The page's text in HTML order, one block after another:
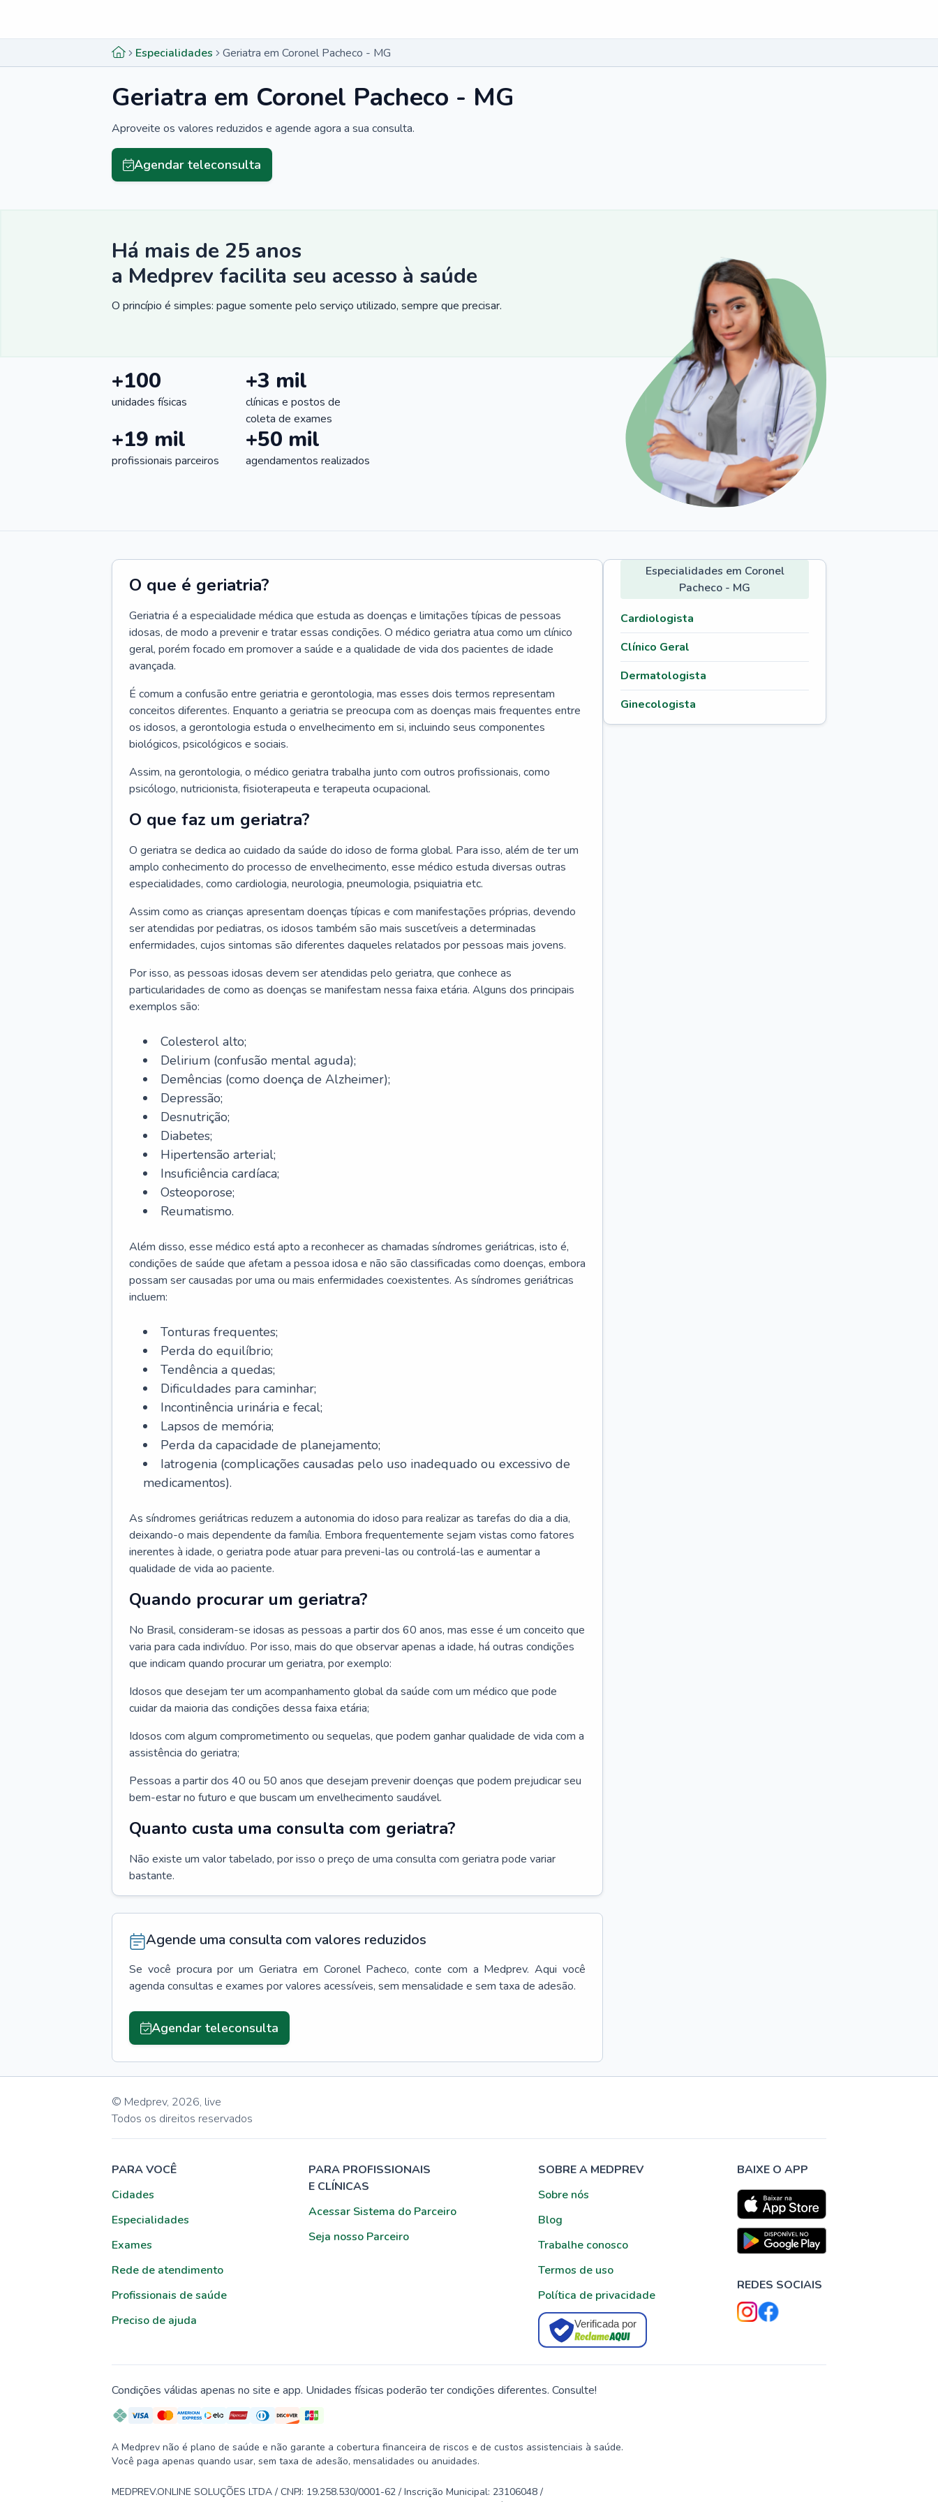
Especialidades Geriatra em Coronel Pacheco - MG
Geriatra em Coronel Pacheco - MG
Aproveite os valores reduzidos e agende agora a sua consulta.
Agendar teleconsulta
Há mais de 25 anos
a Medprev facilita seu acesso à saúde
O princípio é simples: pague somente pelo serviço utilizado, sempre que precisar.
+100
unidades físicas
+3 mil
clínicas e postos de
coleta de exames
+19 mil
profissionais parceiros
+50 mil
agendamentos realizados
O que é geriatria?
Geriatria é a especialidade médica que estuda as doenças e limitações típicas de pessoas
idosas, de modo a prevenir e tratar essas condições. O médico geriatra atua como um clínico
geral, porém focado em promover a saúde e a qualidade de vida dos pacientes de idade
avançada.
É comum a confusão entre geriatria e gerontologia, mas esses dois termos representam
conceitos diferentes. Enquanto a geriatria se preocupa com as doenças mais frequentes entre
os idosos, a gerontologia estuda o envelhecimento em si, incluindo seus componentes
biológicos, psicológicos e sociais.
Assim, na gerontologia, o médico geriatra trabalha junto com outros profissionais, como
psicólogo, nutricionista, fisioterapeuta e terapeuta ocupacional.
O que faz um geriatra?
O geriatra se dedica ao cuidado da saúde do idoso de forma global. Para isso, além de ter um
amplo conhecimento do processo de envelhecimento, esse médico estuda diversas outras
especialidades, como cardiologia, neurologia, pneumologia, psiquiatria etc.
Assim como as crianças apresentam doenças típicas e com manifestações próprias, devendo
ser atendidas por pediatras, os idosos também são mais suscetíveis a determinadas
enfermidades, cujos sintomas são diferentes daqueles relatados por pessoas mais jovens.
Por isso, as pessoas idosas devem ser atendidas pelo geriatra, que conhece as
particularidades de como as doenças se manifestam nessa faixa etária. Alguns dos principais
exemplos são:
Colesterol alto;
Delirium (confusão mental aguda);
Demências (como doença de Alzheimer);
Depressão;
Desnutrição;
Diabetes;
Hipertensão arterial;
Insuficiência cardíaca;
Osteoporose;
Reumatismo.
Além disso, esse médico está apto a reconhecer as chamadas síndromes geriátricas, isto é,
condições de saúde que afetam a pessoa idosa e não são classificadas como doenças, embora
possam ser causadas por uma ou mais enfermidades coexistentes. As síndromes geriátricas
incluem:
Tonturas frequentes;
Perda do equilíbrio;
Tendência a quedas;
Dificuldades para caminhar;
Incontinência urinária e fecal;
Lapsos de memória;
Perda da capacidade de planejamento;
Iatrogenia (complicações causadas pelo uso inadequado ou excessivo de
medicamentos).
As síndromes geriátricas reduzem a autonomia do idoso para realizar as tarefas do dia a dia,
deixando-o mais dependente da família. Embora frequentemente sejam vistas como fatores
inerentes à idade, o geriatra pode atuar para preveni-las ou controlá-las e aumentar a
qualidade de vida ao paciente.
Quando procurar um geriatra?
No Brasil, consideram-se idosas as pessoas a partir dos 60 anos, mas esse é um conceito que
varia para cada indivíduo. Por isso, mais do que observar apenas a idade, há outras condições
que indicam quando procurar um geriatra, por exemplo:
Idosos que desejam ter um acompanhamento global da saúde com um médico que pode
cuidar da maioria das condições dessa faixa etária;
Idosos com algum comprometimento ou sequelas, que podem ganhar qualidade de vida com a
assistência do geriatra;
Pessoas a partir dos 40 ou 50 anos que desejam prevenir doenças que podem prejudicar seu
bem-estar no futuro e que buscam um envelhecimento saudável.
Quanto custa uma consulta com geriatra?
Não existe um valor tabelado, por isso o preço de uma consulta com geriatra pode variar
bastante.
Agende uma consulta com valores reduzidos
Se você procura por um Geriatra em Coronel Pacheco, conte com a Medprev. Aqui você
agenda consultas e exames por valores acessíveis, sem mensalidade e sem taxa de adesão.
Agendar teleconsulta
Especialidades em Coronel
Pacheco - MG
Cardiologista
Clínico Geral
Dermatologista
Ginecologista
© Medprev, 2026, live
Todos os direitos reservados
PARA VOCÊ
Cidades
Especialidades
Exames
Rede de atendimento
Profissionais de saúde
Preciso de ajuda
PARA PROFISSIONAIS
E CLÍNICAS
Acessar Sistema do Parceiro
Seja nosso Parceiro
SOBRE A MEDPREV
Sobre nós
Blog
Trabalhe conosco
Termos de uso
Política de privacidade
Verificada por
BAIXE O APP
REDES SOCIAIS
Condições válidas apenas no site e app. Unidades físicas poderão ter condições diferentes. Consulte!
A Medprev não é plano de saúde e não garante a cobertura financeira de riscos e de custos assistenciais à saúde.
Você paga apenas quando usar, sem taxa de adesão, mensalidades ou anuidades.
MEDPREV.ONLINE SOLUÇÕES LTDA / CNPJ: 19.258.530/0001-62 / Inscrição Municipal: 23106048 /